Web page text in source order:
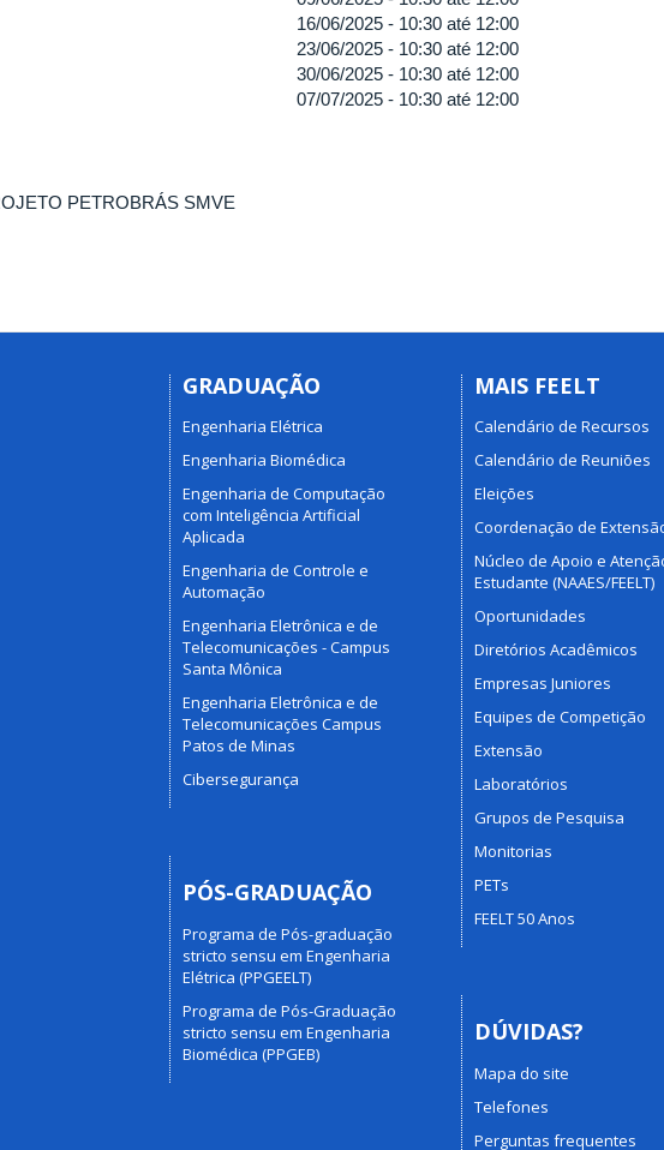
16/06/2025 - 10:30 até 12:00
23/06/2025 - 10:30 até 12:00
30/06/2025 - 10:30 até 12:00
07/07/2025 - 10:30 até 12:00
PETROBRÁS SMVE
GRADUAÇÃO
Engenharia Elétrica
Engenharia Biomédica
Engenharia de Computação
com Inteligência Artificial
Aplicada
Engenharia de Controle e
Automação
Engenharia Eletrônica e de
Telecomunicações - Campus
Santa Mônica
Engenharia Eletrônica e de
Telecomunicações Campus
Patos de Minas
Cibersegurança
PÓS-GRADUAÇÃO
Programa de Pós-graduação
stricto sensu em Engenharia
Elétrica (PPGEELT)
Programa de Pós-Graduação
stricto sensu em Engenharia
Biomédica (PPGEB)
MAIS FEELT
Calendário de Recursos
Calendário de Reuniões
Eleições
Coordenação de
Núcleo de Apoio e
Estudante (NAAES/FEELT)
Oportunidades
Diretórios Acadêmicos
Empresas Juniores
Equipes de Competição
Extensão
Laboratórios
Grupos de Pesquisa
Monitorias
PETs
FEELT 50 Anos
DÚVIDAS?
Mapa do site
Telefones
Perguntas frequentes